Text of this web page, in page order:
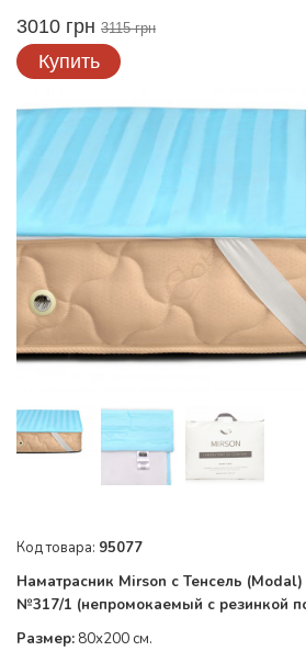
3010 грн 3115 грн
Купить
Код товара: 95077
Наматрасник Mirson с Тенсель
№317/1 (непромокаемый с резинкой
Размер: 80x200 см.